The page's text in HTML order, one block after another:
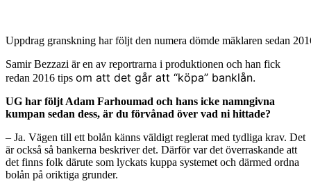
Uppdrag granskning har följt den numera dömde mäklaren sedan
Samir Bezzazi är en av reportrarna i produktionen och han fick
redan 2016 tips om att det går att “köpa” banklån.
UG har följt Adam Farhoumad och hans icke namngivna
kumpan sedan dess, är du förvånad över vad ni hittade?
– Ja. Vägen till ett bolån känns väldigt reglerat med tydliga krav. Det
är också så bankerna beskriver det. Därför var det överraskande att
det finns folk därute som lyckats kuppa systemet och därmed ordna
bolån på oriktiga grunder.